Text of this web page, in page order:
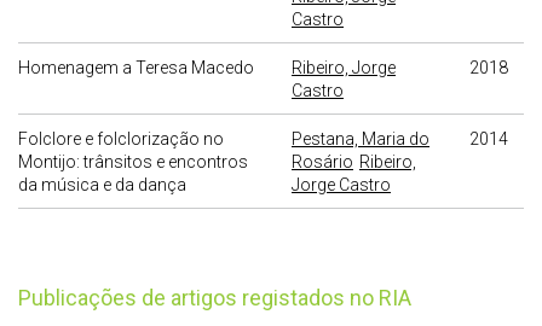
Castro
Homenagem a Teresa Macedo
Ribeiro, Jorge
Castro
2018
Folclore e folclorização no
Montijo: trânsitos e encontros
da música e da dança
Pestana, Maria do
Rosário Ribeiro,
Jorge Castro
2014
publicações de artigos registados no RIA